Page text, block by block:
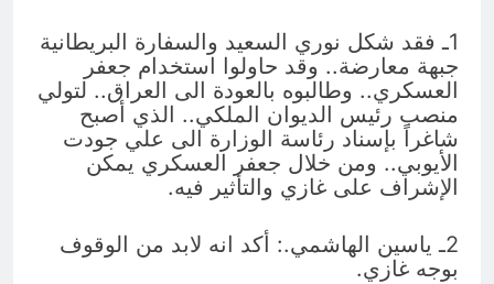
1ـ فقد شكل نوري السعيد والسفارة البريطانية
جبهة معارضة.. وقد حاولوا استخدام جعفر
العسكري.. وطالبوه بالعودة الى العراق.. لتولي
منصب رئيس الديوان الملكي.. الذي أصبح
شاغراً بإسناد رئاسة الوزارة الى علي جودت
الأيوبي.. ومن خلال جعفر العسكري يمكن
الإشراف على غازي والتأثير فيه.
2ـ ياسين الهاشمي.: أكد انه لابد من الوقوف
بوجه غازي.